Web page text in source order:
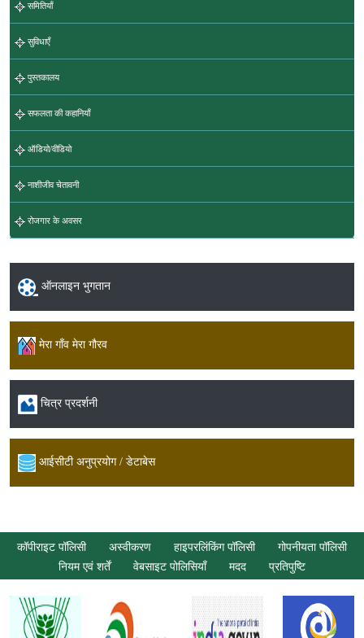
समितियाँ
सुविधाएँ
पुस्तकालय
सफलता की कहानियाँ
ऑडियो/वीडियो
नाशीजीव चेतावनी
रोजगार के अवसर
ऑनलाइन भुगतान
मेरा गाँव मेरा गौरव
चित्र प्रदर्शनी
आईसीटी अनुप्रयोग / डेटाबेस
कॉपीराइट पॉलिसी अस्वीकरण हाइपरलिंकिंग पॉलिसी
गोपनीयता पॉलिसी
नियम एवं शर्तें
वेबसाइट पोलिसियाँ मदद प्रतिपुष्टि